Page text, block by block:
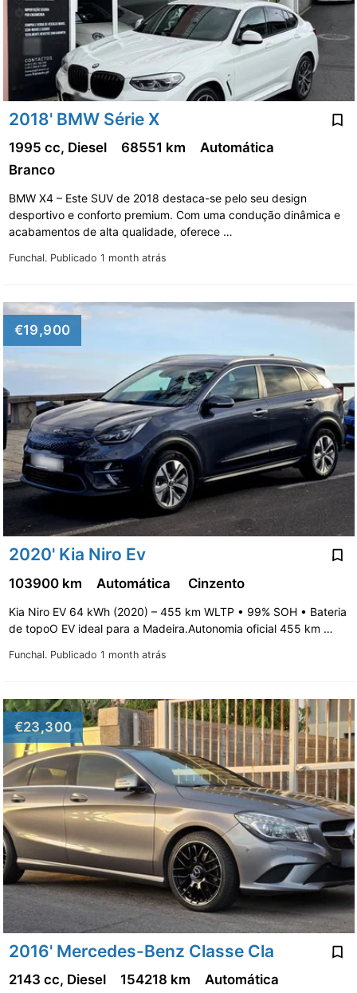
2018' BMW Série X
Funchal. Publicado 1 month atrás
1995 cc, Diesel 68551 km
Automática
Branco
BMW X4 – Este SUV de 2018 destaca-se pelo seu design
desportivo e conforto premium. Com uma condução dinâmica e
acabamentos de alta qualidade, oferece …
€19,900
2020' Kia Niro Ev
Funchal. Publicado 1 month atrás
103900 km Automática Cinzento
Kia Niro EV 64 kWh (2020) – 455 km WLTP • 99% SOH • Bateria
de topoO EV ideal para a Madeira.Autonomia oficial 455 km …
€23,300
2016' Mercedes-Benz Classe Cla
2143 cc, Diesel 154218 km
Automática